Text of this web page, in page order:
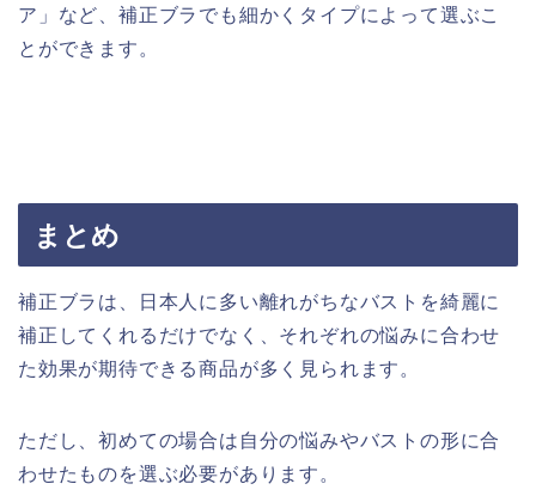
ア」など、補正ブラでも細かくタイプによって選ぶこ
とができます。
まとめ
補正ブラは、日本人に多い離れがちなバストを綺麗に
補正してくれるだけでなく、それぞれの悩みに合わせ
た効果が期待できる商品が多く見られます。
ただし、初めての場合は自分の悩みやバストの形に合
わせたものを選ぶ必要があります。